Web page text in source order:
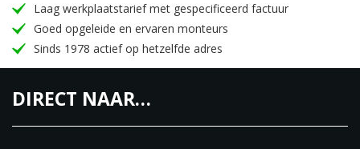
Laag werkplaatstarief met gespecificeerd factuur
Goed opgeleide en ervaren monteurs
Sinds 1978 actief op hetzelfde adres
DIRECT NAAR…